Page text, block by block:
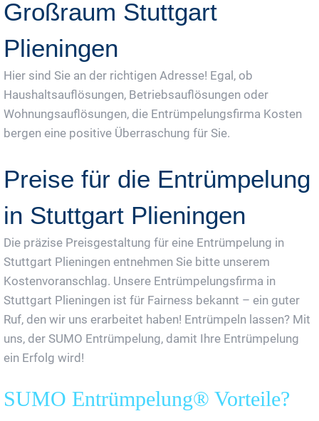
Großraum Stuttgart
Plieningen
Hier sind Sie an der richtigen Adresse! Egal, ob
Haushaltsauflösungen, Betriebsauflösungen oder
Wohnungsauflösungen, die Entrümpelungsfirma Kosten
bergen eine positive Überraschung für Sie.
Preise für die Entrümpelung
in Stuttgart Plieningen
Die präzise Preisgestaltung für eine Entrümpelung in
Stuttgart Plieningen entnehmen Sie bitte unserem
Kostenvoranschlag. Unsere Entrümpelungsfirma in
Stuttgart Plieningen ist für Fairness bekannt – ein guter
Ruf, den wir uns erarbeitet haben! Entrümpeln lassen? Mit
uns, der SUMO Entrümpelung, damit Ihre Entrümpelung
ein Erfolg wird!
SUMO Entrümpelung® Vorteile?